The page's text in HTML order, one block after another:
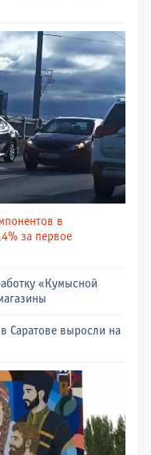
в
за первое
«Кумысной
Саратове выросли на